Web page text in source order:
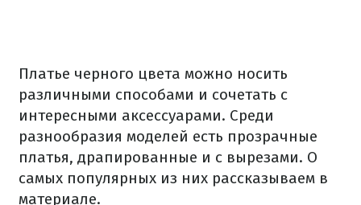
Платье черного цвета можно носить
различными способами и сочетать с
интересными аксессуарами. Среди
разнообразия моделей есть прозрачные
платья, драпированные и с вырезами. О
самых популярных из них рассказываем в
материале.